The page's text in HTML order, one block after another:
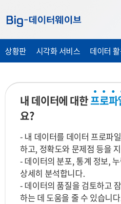
가
가
가
상황판 시각화 서비스 데이터
내 데이터에 대한프로파
요?
- 내 데이터를 데이터 프로파
하고, 정확도와 문제점 등을
- 데이터의 분포, 통계 정보,
상세히 분석합니다.
- 데이터의 품질을 검토하고
하는 데 도움을 줄 수 있습니